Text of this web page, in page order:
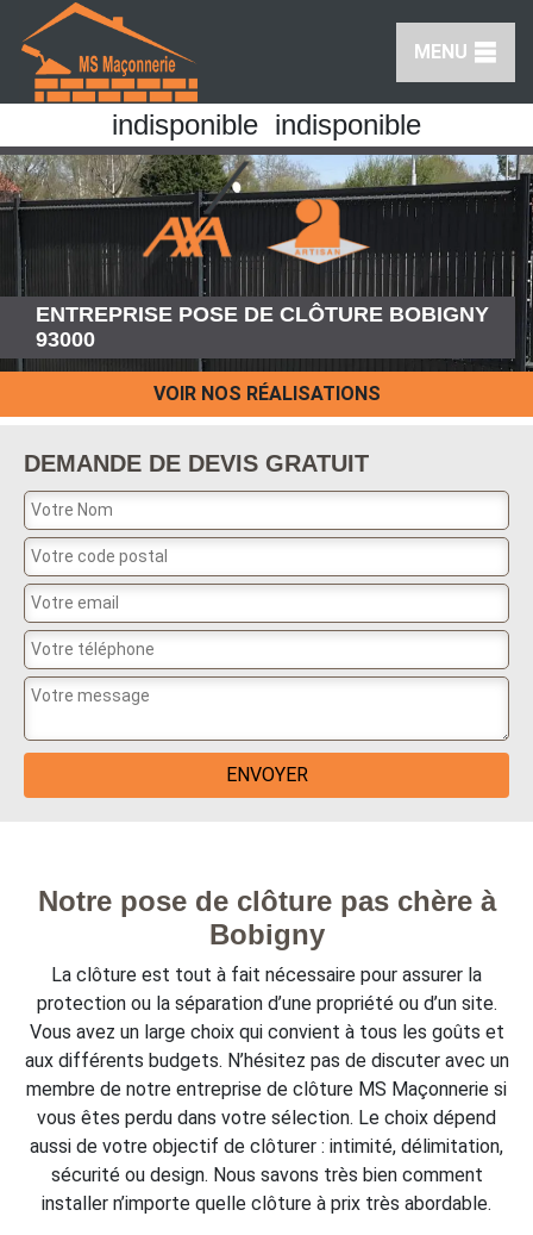
MENU
indisponible indisponible
ENTREPRISE POSE DE CLÔTURE BOBIGNY
93000
VOIR NOS RÉALISATIONS
DEMANDE DE DEVIS GRATUIT
Notre pose de clôture pas chère à
Bobigny
La clôture est tout à fait nécessaire pour assurer la
protection ou la séparation d’une propriété ou d’un site.
Vous avez un large choix qui convient à tous les goûts et
aux différents budgets. N’hésitez pas de discuter avec un
membre de notre entreprise de clôture MS Maçonnerie si
vous êtes perdu dans votre sélection. Le choix dépend
aussi de votre objectif de clôturer : intimité, délimitation,
sécurité ou design. Nous savons très bien comment
installer n’importe quelle clôture à prix très abordable.